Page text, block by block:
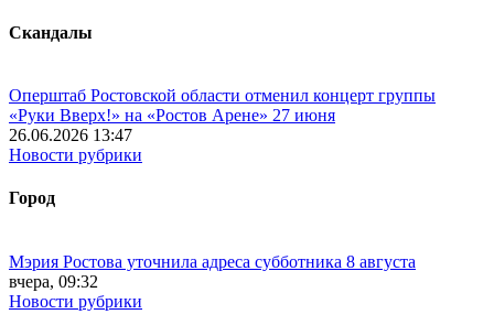
Скандалы
Оперштаб Ростовской области отменил концерт группы
«Руки Вверх!» на «Ростов Арене» 27 июня
26.06.2026 13:47
Новости рубрики
Город
Мэрия Ростова уточнила адреса субботника 8 августа
вчера, 09:32
Новости рубрики